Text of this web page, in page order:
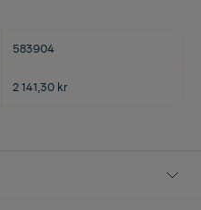
583904
2 141,30 kr